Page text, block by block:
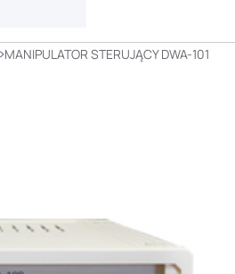
MANIPULATOR STERUJĄCY DWA-101